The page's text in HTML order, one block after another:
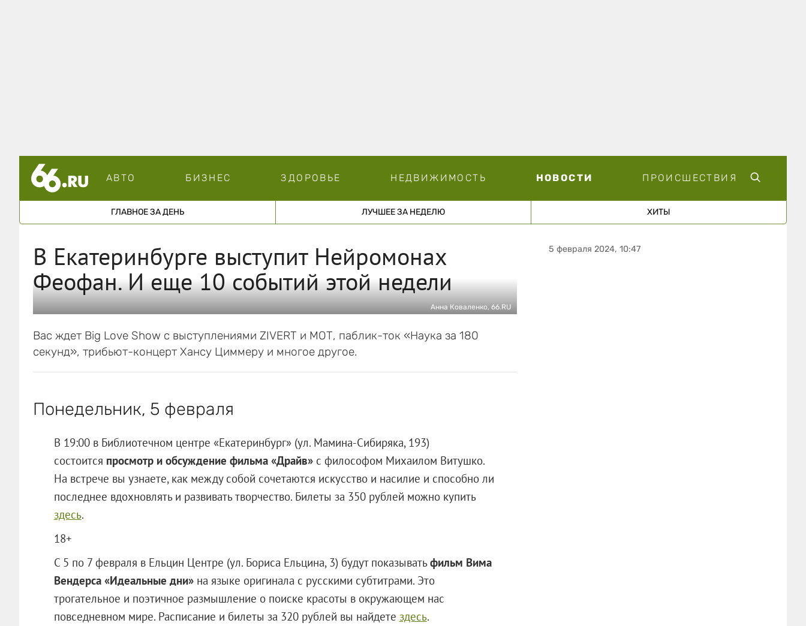
АВТО БИЗНЕС ЗДОРОВЬЕ НЕДВИЖИМОСТЬ НОВОСТИ ПРОИСШЕСТВИЯ
ГЛАВНОЕ ЗА ДЕНЬ ЛУЧШЕЕ ЗА НЕДЕЛЮ ХИТЫ
В Екатеринбурге выступит Нейромонах
Феофан. И еще 10 событий этой недели
Анна Коваленко, 66.RU
Вас ждет Big Love Show с выступлениями ZIVERT и МОТ, паблик-ток «Наука за 180
секунд», трибьют-концерт Хансу Циммеру и многое другое.
Понедельник, 5 февраля
В 19:00 в Библиотечном центре «Екатеринбург» (ул. Мамина-Сибиряка, 193)
состоится просмотр и обсуждение фильма «Драйв»с философом Михаилом Витушко.
На встрече вы узнаете, как между собой сочетаются искусство и насилие и способно ли
последнее вдохновлять и развивать творчество. Билеты за 350 рублей можно купить
здесь.
18+
С 5 по 7 февраля в Ельцин Центре (ул. Бориса Ельцина, 3) будут показыватьфильм Вима
Вендерса «Идеальные дни»на языке оригинала с русскими субтитрами. Это
трогательное и поэтичное размышление о поиске красоты в окружающем нас
повседневном мире. Расписание и билеты за 320 рублей вы найдете здесь.
5 февраля 2024, 10:47